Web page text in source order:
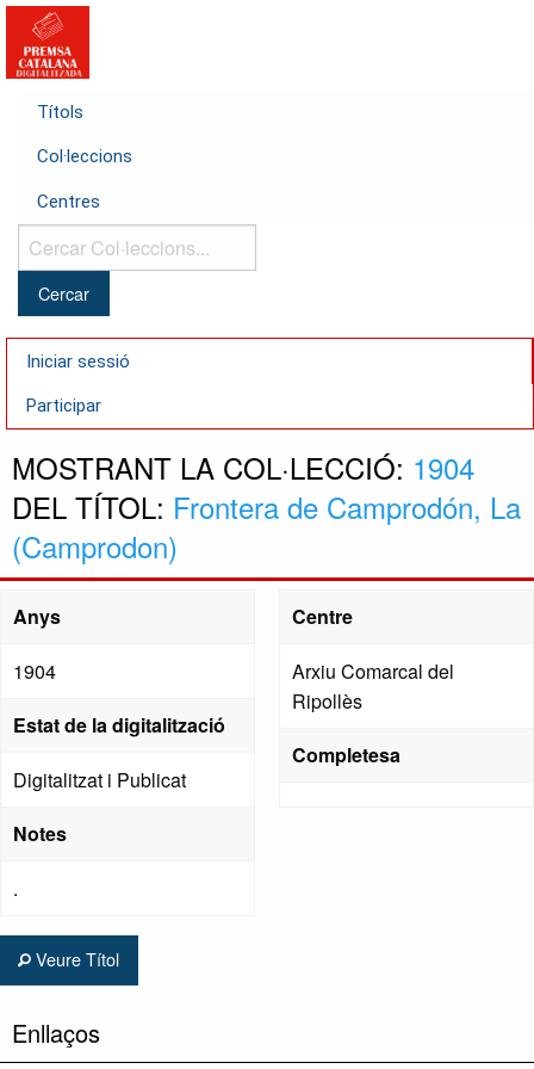
Títols
Col·leccions
Centres
Cercar
Col·leccions...
Iniciar sessió
Participar
MOSTRANT LA COL·LECCIÓ: 1904
DEL TÍTOL: Frontera de Camprodón, La
(Camprodon)
Anys
1904
Estat de la digitalització
Digitalitzat i Publicat
Notes
.
Centre
Arxiu Comarcal del
Ripollès
Completesa
Veure Títol
Enllaços